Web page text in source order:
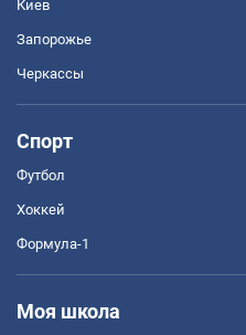
Киев
Запорожье
Черкассы
Спорт
Футбол
Хоккей
Формула-1
Моя школа